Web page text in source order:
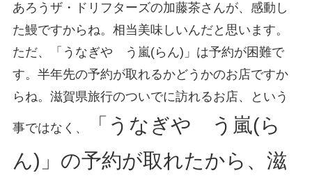
あろうザ・ドリフターズの加藤茶さんが、感動し
た鰻ですからね。相当美味しいんだと思います。
ただ、「うなぎや う嵐(らん)」は予約が困難で
す。半年先の予約が取れるかどうかのお店ですか
らね。滋賀県旅行のついでに訪れるお店、という
事ではなく、
「うなぎや う嵐(ら
ん)」の予約が取れたから、滋